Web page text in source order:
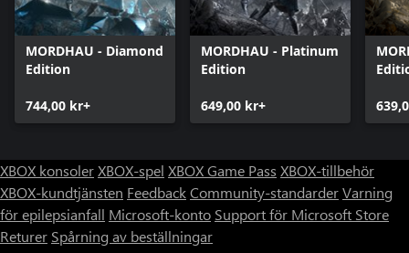
MORDHAU - Diamond
Edition
744,00 kr+
MORDHAU - Platinum
Edition
649,00 kr+
XBOX konsolerXBOX-spel XBOX Game Pass XBOX-tillbehör
XBOX-kundtjänsten FeedbackCommunity-standarderVarning
för epilepsianfall Microsoft-konto Support för Microsoft Store
Returer Spårning av beställningar